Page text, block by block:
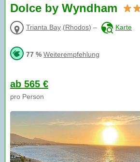
Dolce by Wyndham
Trianta Bay (Rhodos) – Karte
77 % Weiterempfehlung
ab 565 €
pro Person